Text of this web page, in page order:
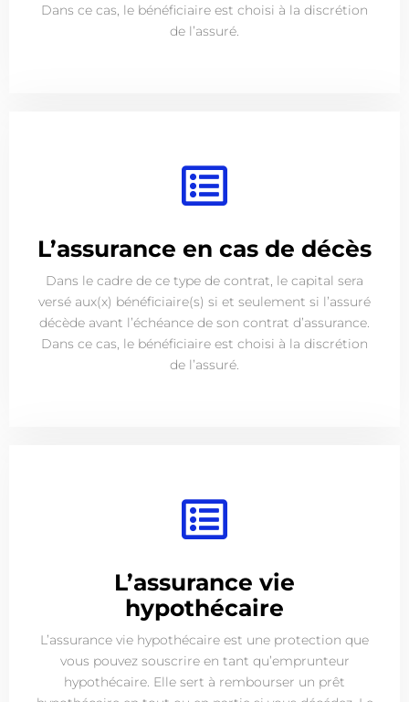
Dans ce cas, le bénéficiaire est choisi à la discrétion
de l’assuré.
L’assurance en cas de décès
Dans le cadre de ce type de contrat, le capital sera
versé aux(x) bénéficiaire(s) si et seulement si l’assuré
décède avant l’échéance de son contrat d’assurance.
Dans ce cas, le bénéficiaire est choisi à la discrétion
de l’assuré.
L’assurance vie
hypothécaire
L’assurance vie hypothécaire est une protection que
vous pouvez souscrire en tant qu’emprunteur
hypothécaire. Elle sert à rembourser un prêt